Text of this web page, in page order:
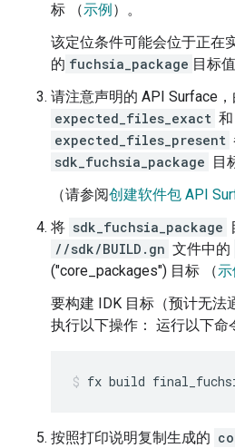
标 （示例）。
该定位条件可能会位于正在
的 fuchsia_package 目标
请注意声明的 API Surface，
expected_files_exact 和
expected_files_present
sdk_fuchsia_package 目
（请参阅创建软件包 API
将 sdk_fuchsia_package
//sdk/BUILD.gn 文件中的
("core_packages") 目标 （示
要构建 IDK 目标（预计无法
执行以下操作： 运行以下命
fx build
按照打印说明复制生成的